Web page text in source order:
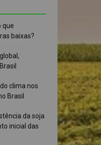
que
baixas?
clima nos
Brasil
da soja
inicial das